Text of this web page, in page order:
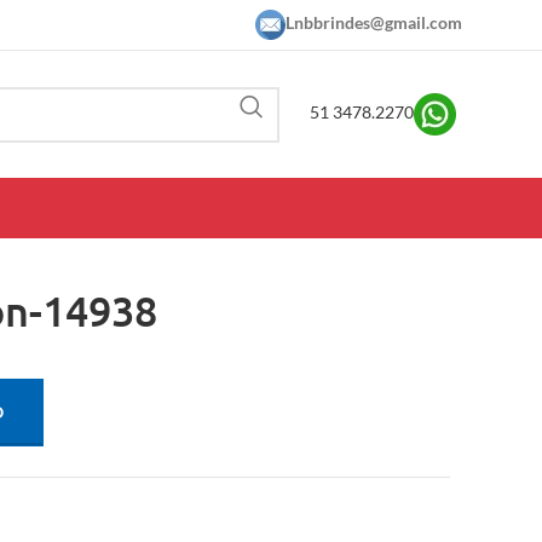
Lnbbrindes@gmail.com
51 3478.2270
14938